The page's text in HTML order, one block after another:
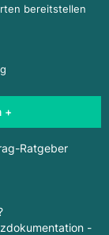
bereitstellen
+
Ratgeber
-